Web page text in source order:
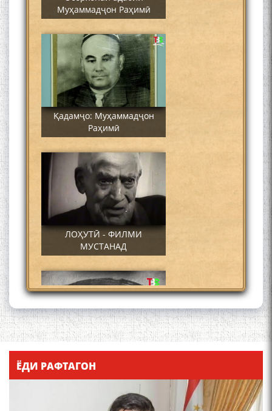
Муҳаммадҷон Раҳимӣ
Қадамҷо: Муҳаммадҷон
Раҳимӣ
ЛОҲУТӢ - ФИЛМИ
МУСТАНАД
Қадамҷо - Лоҳутӣ
ЁДИ РАФТАГОН